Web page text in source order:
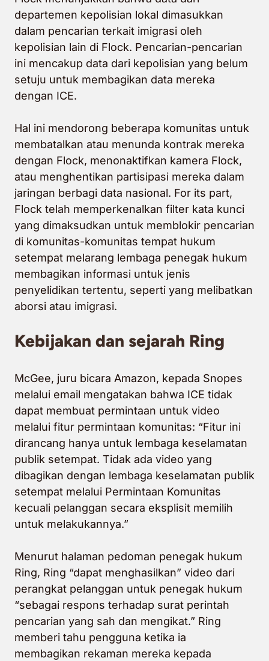
departemen kepolisian lokal dimasukkan
dalam pencarian terkait imigrasi oleh
kepolisian lain di Flock. Pencarian-pencarian
ini mencakup data dari kepolisian yang belum
setuju untuk membagikan data mereka
dengan ICE.
Hal ini mendorong beberapa komunitas untuk
membatalkan atau menunda kontrak mereka
dengan Flock, menonaktifkan kamera Flock,
atau menghentikan partisipasi mereka dalam
jaringan berbagi data nasional. For its part,
Flock telah memperkenalkan filter kata kunci
yang dimaksudkan untuk memblokir pencarian
di komunitas-komunitas tempat hukum
setempat melarang lembaga penegak hukum
membagikan informasi untuk jenis
penyelidikan tertentu, seperti yang melibatkan
aborsi atau imigrasi.
Kebijakan dan sejarah Ring
McGee, juru bicara Amazon, kepada Snopes
melalui email mengatakan bahwa ICE tidak
dapat membuat permintaan untuk video
melalui fitur permintaan komunitas: “Fitur ini
dirancang hanya untuk lembaga keselamatan
publik setempat. Tidak ada video yang
dibagikan dengan lembaga keselamatan publik
setempat melalui Permintaan Komunitas
kecuali pelanggan secara eksplisit memilih
untuk melakukannya.”
Menurut halaman pedoman penegak hukum
Ring, Ring “dapat menghasilkan” video dari
perangkat pelanggan untuk penegak hukum
“sebagai respons terhadap surat perintah
pencarian yang sah dan mengikat.” Ring
memberi tahu pengguna ketika ia
membagikan rekaman mereka kepada